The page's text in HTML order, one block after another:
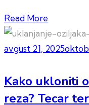
Read More
avgust 21, 2025
Kako ukloniti
reza? Tecar